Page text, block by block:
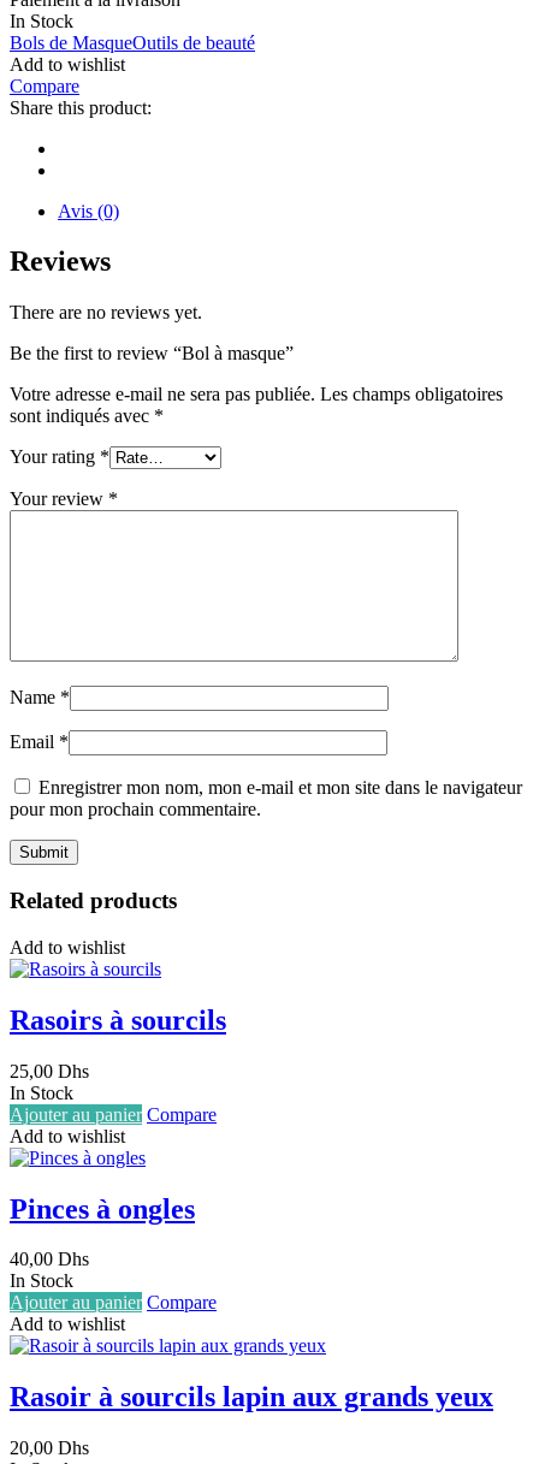
In Stock
Bols de MasqueOutils de beauté
Add to wishlist
Compare
Share this product:
Avis (0)
Reviews
There are no reviews yet.
Be the first to review “Bol à masque”
Votre adresse e-mail ne sera pas publiée. Les champs obligatoires
sont indiqués avec *
Your rating *
Your review *
Name *
Email *
Enregistrer mon nom, mon e-mail et mon site dans le navigateur
pour mon prochain commentaire.
Related products
Add to wishlist
Rasoirs à sourcils
25,00 Dhs
In Stock
Ajouter au panier Compare
Add to wishlist
Pinces à ongles
40,00 Dhs
In Stock
Ajouter au panier Compare
Add to wishlist
Rasoir à sourcils lapin aux grands yeux
20,00 Dhs